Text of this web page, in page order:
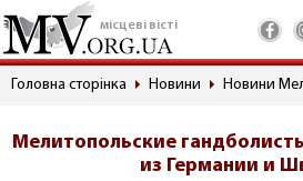
місцеві вісті
Головна сторінка Новини Новини
Мелитопольские
из Германии и